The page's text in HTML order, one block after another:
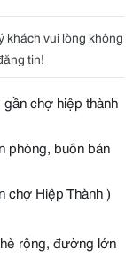
khách vui lòng không
tin!
chợ hiệp thành
phòng, buôn bán
chợ Hiệp Thành )
rộng, đường lớn